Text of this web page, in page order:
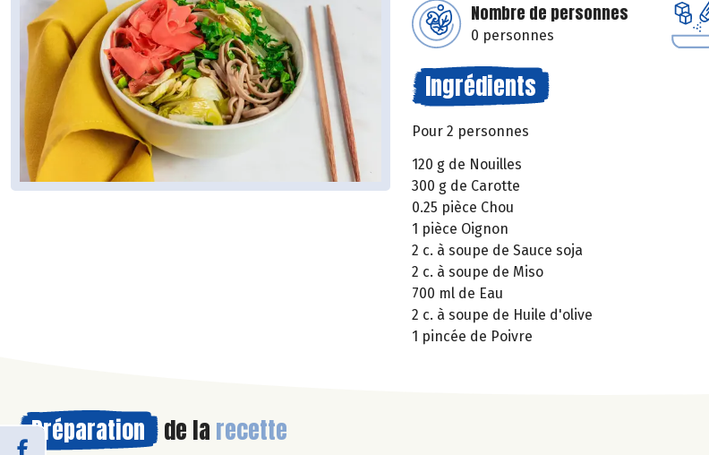
Nombre de personnes
0 personnes
Ingrédients
Pour 2 personnes
120 g de Nouilles
300 g de Carotte
0.25 pièce Chou
1 pièce Oignon
2 c. à soupe de Sauce soja
2 c. à soupe de Miso
700 ml de Eau
2 c. à soupe de Huile d'olive
1 pincée de Poivre
Préparation de la recette